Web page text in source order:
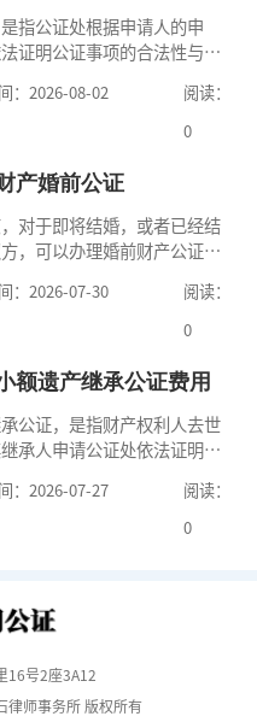
指公证处根据申请人的申
证明公证事项的合法性与真
项的效力，固定证据，但是
不知道在北京办理公证需要多
公证的时候除了需要按照公
证需要什么材料,北京公证需
？北京公
：2026-08-02
阅读：
0
产婚前公证
对于即将结婚，或者已经结
，可以办理婚前财产公证，
避免个人财产引发的纠纷，
在北京办理婚前财产公证，除
证咨询告诉大家，我们有必
产公证机构？了解这些不仅
们根
：2026-07-30
阅读：
0
额遗产继承公证费用
公证，是指财产权利人去世
承人申请公证处依法证明继
动。通过公证，继承人可以
有继承权的公证书办理遗产过
在办理继承公证的时候，需
：2026-07-27
阅读：
0
16号2座3A12
师事务所 版权所有